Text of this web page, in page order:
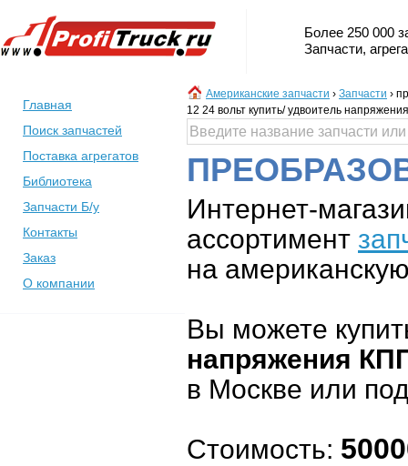
Более 250 000
Запчасти,
Главная
Поиск запчастей
Поставка агрегатов
Библиотека
Запчасти Б/у
Контакты
Заказ
О компании
Американские запчасти › Запчасти ›
12 24 вольт купить/ удвоитель напряжения
Интернет-
ассортимент
на
Вы можете
напряжения
в Москве или
Стоимость: